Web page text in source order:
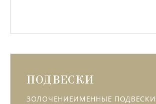
ПОДВЕСКИ
ЗОЛОЧЕНИЕИМЕННЫЕ ПОДВЕСКИ